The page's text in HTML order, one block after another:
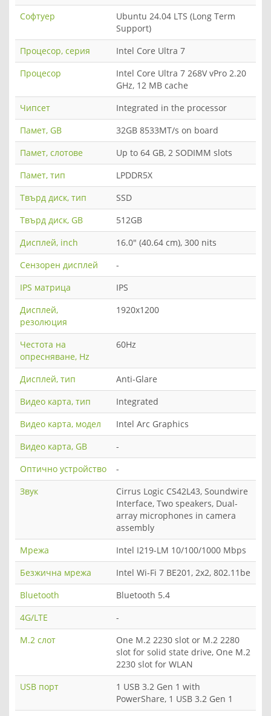
Софтуер
Ubuntu 24.04 LTS (Long Term
Support)
Процесор, серия
Intel Core Ultra 7
Процесор
Intel Core Ultra 7 268V vPro 2.20
GHz, 12 MB cache
Чипсет
Integrated in the processor
Памет, GB
32GB 8533MT/s on board
Памет, слотове
Up to 64 GB, 2 SODIMM slots
Памет, тип
LPDDR5X
Твърд диск, тип
SSD
Твърд диск, GB
512GB
Дисплей, inch
16.0" (40.64 cm), 300 nits
Сензорен дисплей
-
IPS матрица
IPS
Дисплей,
резолюция
1920x1200
Честота на
опресняване, Hz
60Hz
Дисплей, тип
Anti-Glare
Видео карта, тип
Integrated
Видео карта, модел
Intel Arc Graphics
Видео карта, GB
-
Оптично устройство
-
Звук
Cirrus Logic CS42L43, Soundwire
Interface, Two speakers, Dual-
array microphones in camera
assembly
Мрежа
Intel I219-LM 10/100/1000 Mbps
Безжична мрежа
Intel Wi-Fi 7 BE201, 2x2, 802.11be
Bluetooth
Bluetooth 5.4
4G/LTE
-
M.2 слот
One M.2 2230 slot or M.2 2280
slot for solid state drive, One M.2
2230 slot for WLAN
USB порт
1 USB 3.2 Gen 1 with
PowerShare, 1 USB 3.2 Gen 1